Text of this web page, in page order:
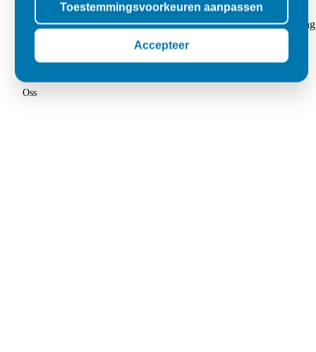
"Goed geholpen bij aankoop en zeer klantvriendelijk. De
Oss
Toestemmingsvoorkeuren aanpassen
Accepteer